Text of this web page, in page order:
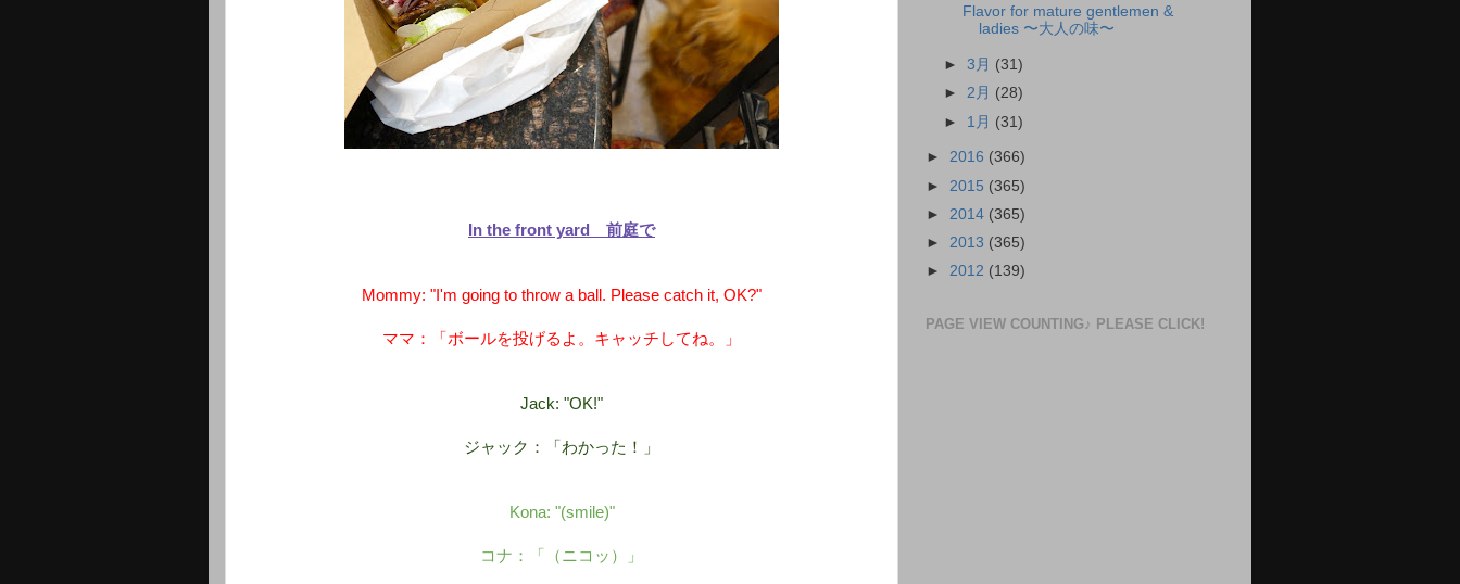
In the front yard 前庭で
Mommy: "I'm going to throw a ball. Please catch it, OK?"
ママ：「ボールを投げるよ。キャッチしてね。」
Jack: "OK!"
ジャック：「わかった！」
Kona: "(smile)"
コナ：「（ニコッ）」
Flavor for mature gentlemen &
ladies 〜大人の味〜
►3月 (31)
►2月 (28)
► 1月 (31)
► 2016 (366)
► 2015 (365)
► 2014 (365)
► 2013 (365)
► 2012 (139)
PAGE VIEW COUNTING♪ PLEASE CLICK!